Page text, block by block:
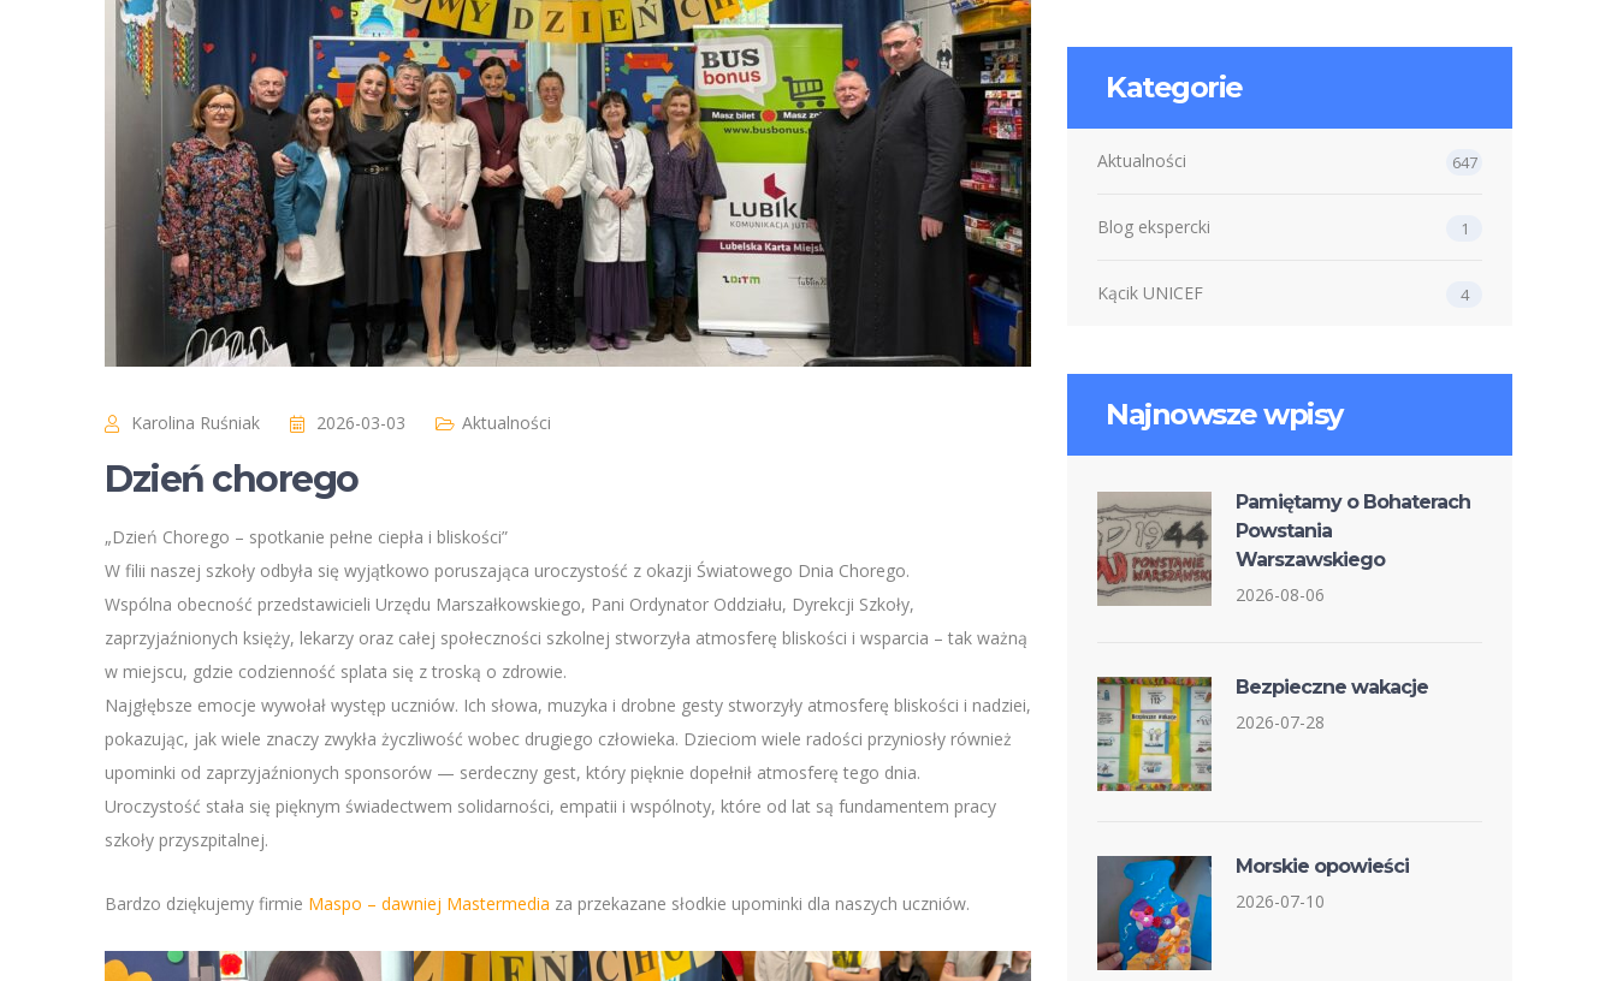
Karolina Ruśniak 2026-03-03 Aktualności
Dzień chorego
„Dzień Chorego – spotkanie pełne ciepła i bliskości”
W filii naszej szkoły odbyła się wyjątkowo poruszająca uroczystość z okazji Światowego Dnia Chorego.
Wspólna obecność przedstawicieli Urzędu Marszałkowskiego, Pani Ordynator Oddziału, Dyrekcji Szkoły,
zaprzyjaźnionych księży, lekarzy oraz całej społeczności szkolnej stworzyła atmosferę bliskości i wsparcia – tak ważną
w miejscu, gdzie codzienność splata się z troską o zdrowie.
Najgłębsze emocje wywołał występ uczniów. Ich słowa, muzyka i drobne gesty stworzyły atmosferę bliskości i nadziei,
pokazując, jak wiele znaczy zwykła życzliwość wobec drugiego człowieka. Dzieciom wiele radości przyniosły również
upominki od zaprzyjaźnionych sponsorów — serdeczny gest, który pięknie dopełnił atmosferę tego dnia.
Uroczystość stała się pięknym świadectwem solidarności, empatii i wspólnoty, które od lat są fundamentem pracy
szkoły przyszpitalnej.
Bardzo dziękujemy firmie Maspo – dawniej Mastermedia za przekazane słodkie upominki dla naszych uczniów.
Kategorie
Aktualności 647
Blog ekspercki 1
Kącik UNICEF 4
Najnowsze wpisy
Pamiętamy o Bohaterach
Powstania
Warszawskiego
2026-08-06
Bezpieczne wakacje
2026-07-28
Morskie opowieści
2026-07-10